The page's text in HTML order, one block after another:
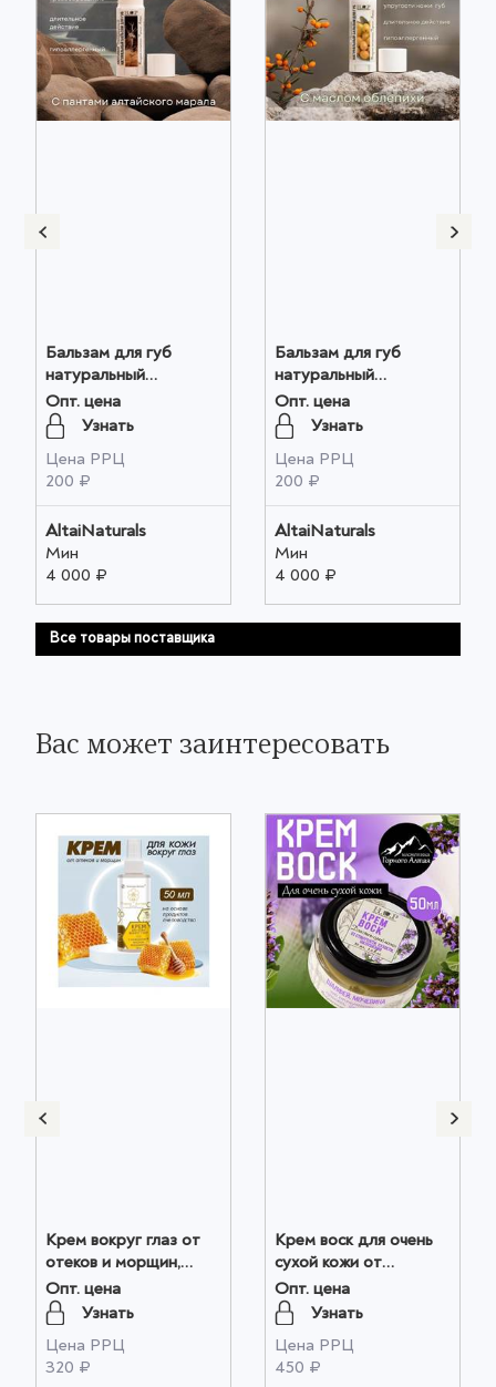
Бальзам для губ
натуральный
"ПАНТОВЫЙ"
(ТОНИЗИРУЮЩИЙ),
4,5мл оптом
Опт. цена
Узнать
Цена РРЦ
200 ₽
AltaiNaturals
Мин
4 000 ₽
Бальзам для губ
натуральный
"ОБЛЕПИХА"
(УВЛАЖНЕНИЕ),
4,5мл оптом
Опт. цена
Узнать
Цена РРЦ
200 ₽
AltaiNaturals
Мин
4 000 ₽
Все товары поставщика
Вас может заинтересовать
Крем вокруг глаз от
отеков и морщин,
Зеленый Алтай 50мл
оптом
Опт. цена
Узнать
Цена РРЦ
320 ₽
Крем воск для очень
сухой кожи от
стянутости, сухости,
шелушения(шалфей/
мочевина) 50мл оптом
Опт. цена
Узнать
Цена РРЦ
450 ₽